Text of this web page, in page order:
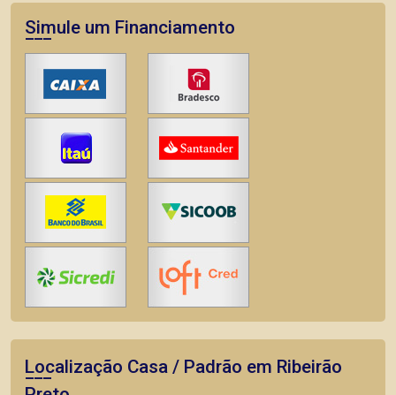
Simule um Financiamento
Localização Casa / Padrão em Ribeirão